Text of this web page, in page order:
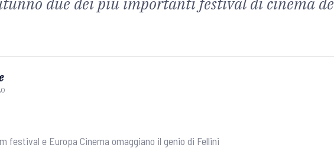
festival e Europa Cinema omaggiano il genio di Fellini